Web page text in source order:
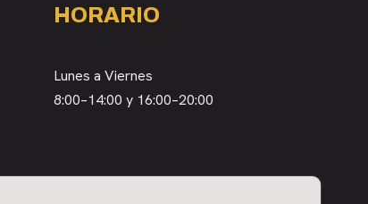
HORARIO
Lunes a Viernes
8:00–14:00 y 16:00–20:00